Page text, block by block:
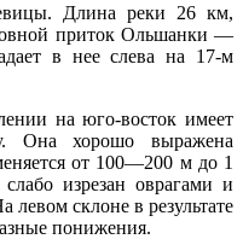
Длина реки 26 км,
приток Ольшанки —
в нее слева на 17-м
на юго-восток имеет
Она хорошо выражена
от 100—200 м до 1
изрезан оврагами и
склоне в результате
понижения.